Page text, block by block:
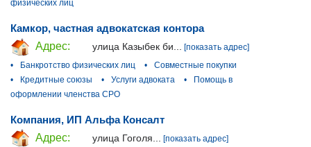
физических лиц
Камкор, частная адвокатская контора
Адрес:
улица Казыбек би...
[показать адрес]
•
Банкротство физических лиц •
Совместные покупки
•
Кредитные союзы • Услуги адвоката •
Помощь в
оформлении членства СРО
Компания, ИП Альфа Консалт
Адрес:
улица Гоголя...
[показать адрес]